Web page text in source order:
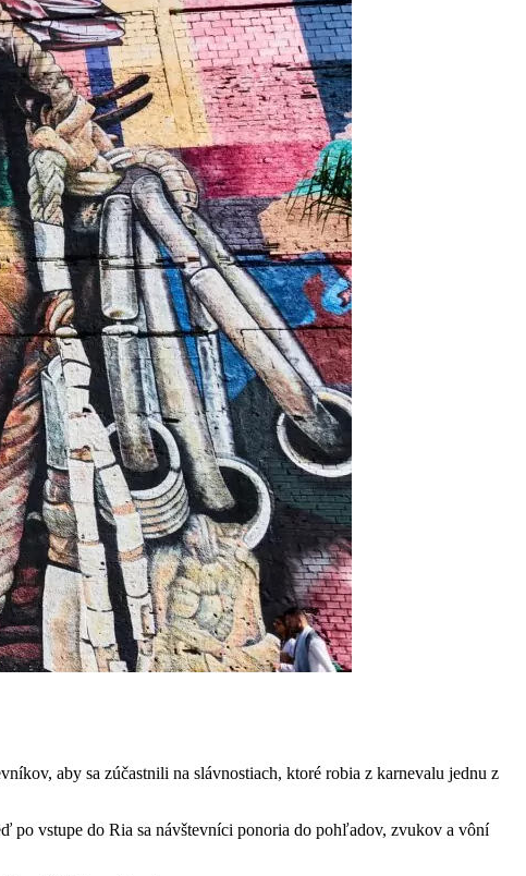
aby sa zúčastnili na slávnostiach, ktoré robia z karnevalu jednu z
po vstupe do Ria sa návštevníci ponoria do pohľadov, zvukov a vôní